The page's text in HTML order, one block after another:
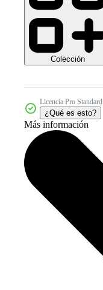
Colección
Licencia Pro Standard
¿Qué es esto?
Más información